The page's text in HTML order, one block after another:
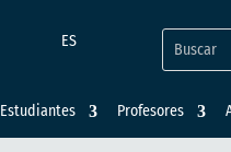
ES
Estudiantes Profesores